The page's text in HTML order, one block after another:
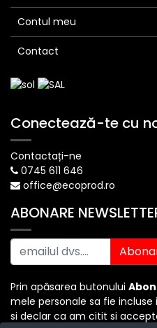
Contul meu
Contact
Conectează-te cu
Contactați-ne
0745 611 646
office@ecoprod.ro
ABONARE
Prin apăsarea butonului
mele personale sa fie incluse
si declar ca am citit si